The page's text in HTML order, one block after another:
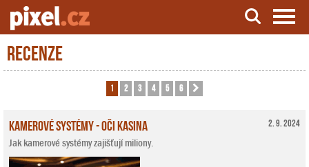
Server o natáčení a zpracování videa
Recenze
1 2 3 4 5 6
2. 9. 2024
Kamerové systémy - oči kasina
Jak kamerové systémy zajišťují miliony.